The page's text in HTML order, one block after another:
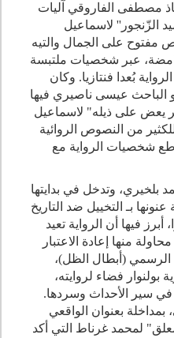
مصطفى الفاروقي آليات
الزّنجور'' لاسماعيل
مفتوح على الجمال والتيه
عبر شخصيات ملتبسة
بُعدا فنتازيا. وكان
الباحث عيسى ناصيري فيها
يعض على ذيله" لاسماعيل
من النصوص الروائية
شخصيات الرواية مع
بلخيري، وتدخل في بدايتها
بـ التخييل ضد التاريخ
فيها أن الرواية تعيد
منها إعادة الاعتبار
الرسمي (أبطال الظل)،
فضاء لروايته،
سير الأحداث وسردها.
بمداخلة بعنوان الواقعي
لمحمد غرناط التي أكد